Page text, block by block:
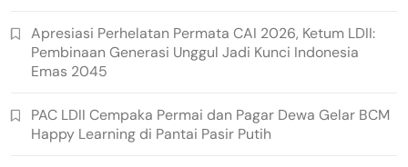
Apresiasi Perhelatan Permata CAI 2026, Ketum LDII:
Pembinaan Generasi Unggul Jadi Kunci Indonesia
Emas 2045
PAC LDII Cempaka Permai dan Pagar Dewa Gelar BCM
Happy Learning di Pantai Pasir Putih